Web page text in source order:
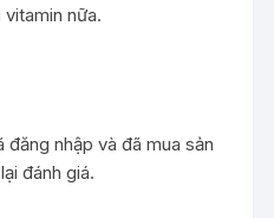
nữa.
nhập và đã mua sản
đánh giá.